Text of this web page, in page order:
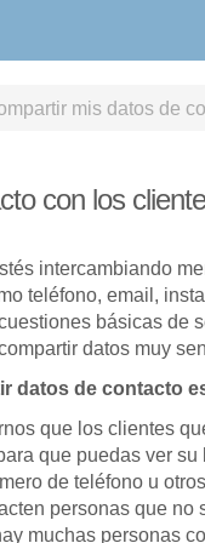
mis datos de
con los
intercambiando
teléfono, email,
básicas de
datos muy
datos de contacto
que los clientes
que puedas ver su
de teléfono u
personas que no
muchas personas